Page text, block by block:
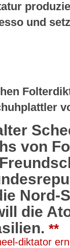
und
von
Nord-
die
**
diktator